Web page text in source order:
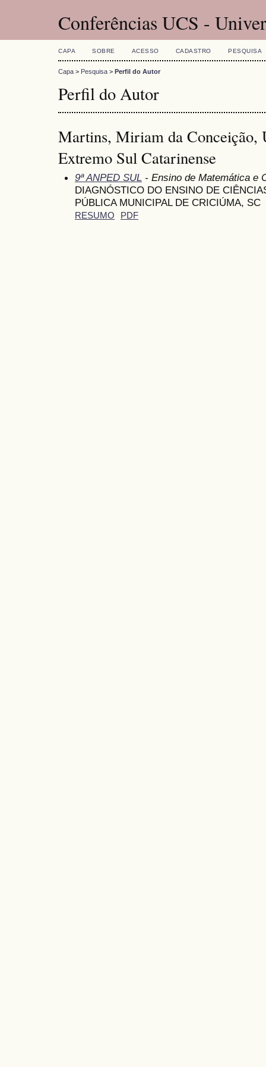
Conferências UCS -
CAPA SOBRE ACESSO CADASTRO PESQUISA
Capa > Pesquisa > Perfil do Autor
Perfil do Autor
Martins, Miriam da Conceição,
Extremo Sul Catarinense
9ª ANPED SUL - Ensino de Matemática e
DIAGNÓSTICO DO ENSINO DE
PÚBLICA MUNICIPAL DE CRICIÚMA, SC
RESUMO PDF